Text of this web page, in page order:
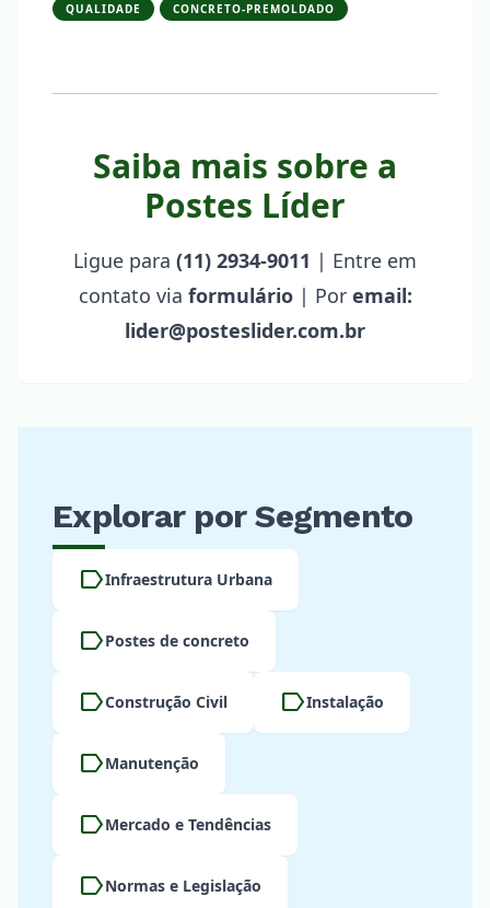
QUALIDADE CONCRETO-PREMOLDADO
Saiba mais sobre a
Postes Líder
Ligue para (11) 2934-9011 | Entre em
contato via formulário| Por email:
lider@posteslider.com.br
Explorar por Segmento
labelInfraestrutura Urbana
labelPostes de concreto
labelConstrução Civil labelInstalação
labelManutenção
labelMercado e Tendências
labelNormas e Legislação